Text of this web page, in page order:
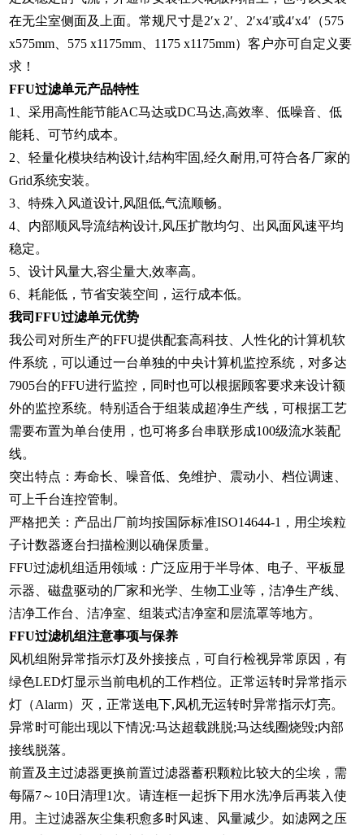
在无尘室侧面及上面。常规尺寸是2′x 2′、2′x4′或4′x4′（575
x575mm、575 x1175mm、1175 x1175mm）客户亦可自定义要
求！
FFU过滤单元产品特性
1、采用高性能节能AC马达或DC马达,高效率、低噪音、低
能耗、可节约成本。
2、轻量化模块结构设计,结构牢固,经久耐用,可符合各厂家的
Grid系统安装。
3、特殊入风道设计,风阻低,气流顺畅。
4、内部顺风导流结构设计,风压扩散均匀、出风面风速平均
稳定。
5、设计风量大,容尘量大,效率高。
6、耗能低，节省安装空间，运行成本低。
我司FFU过滤单元优势
我公司对所生产的FFU提供配套高科技、人性化的计算机软
件系统，可以通过一台单独的中央计算机监控系统，对多达
7905台的FFU进行监控，同时也可以根据顾客要求来设计额
外的监控系统。特别适合于组装成超净生产线，可根据工艺
需要布置为单台使用，也可将多台串联形成100级流水装配
线。
突出特点：寿命长、噪音低、免维护、震动小、档位调速、
可上千台连控管制。
严格把关：产品出厂前均按国际标准ISO14644-1，用尘埃粒
子计数器逐台扫描检测以确保质量。
FFU过滤机组适用领域：广泛应用于半导体、电子、平板显
示器、磁盘驱动的厂家和光学、生物工业等，洁净生产线、
洁净工作台、洁净室、组装式洁净室和层流罩等地方。
FFU过滤机组注意事项与保养
风机组附异常指示灯及外接接点，可自行检视异常原因，有
绿色LED灯显示当前电机的工作档位。正常运转时异常指示
灯（Alarm）灭，正常送电下,风机无运转时异常指示灯亮。
异常时可能出现以下情况:马达超载跳脱;马达线圈烧毁;内部
接线脱落。
前置及主过滤器更换前置过滤器蓄积颗粒比较大的尘埃，需
每隔7～10日清理1次。请连框一起拆下用水洗净后再装入使
用。主过滤器灰尘集积愈多时风速、风量减少。如滤网之压